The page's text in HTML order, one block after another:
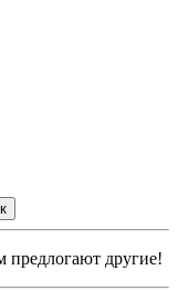
предлогают другие!